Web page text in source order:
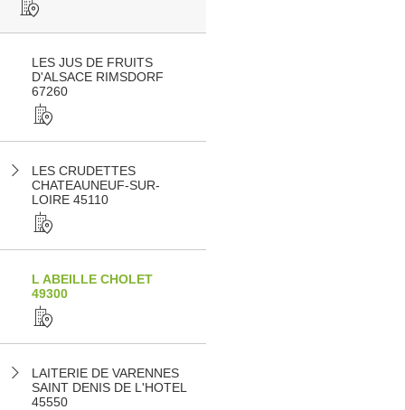
LES JUS DE FRUITS
D'ALSACE RIMSDORF
67260
LES CRUDETTES
CHATEAUNEUF-SUR-
LOIRE 45110
L ABEILLE CHOLET
49300
LAITERIE DE VARENNES
SAINT DENIS DE L'HOTEL
45550